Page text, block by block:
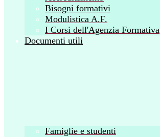
Bisogni formativi
Modulistica A.F.
I Corsi dell'Agenzia Formativa
Documenti utili
Famiglie e studenti